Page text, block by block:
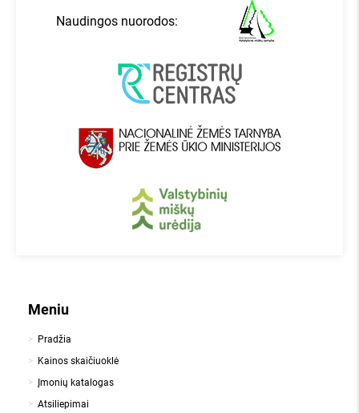
Naudingos nuorodos:
Meniu
Pradžia
Kainos skaičiuoklė
Įmonių katalogas
Atsiliepimai